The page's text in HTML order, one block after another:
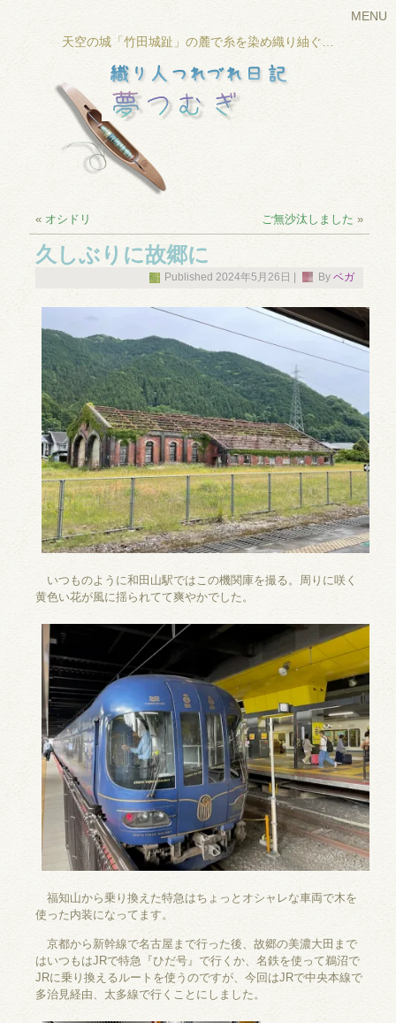
MENU
天空の城「竹田城趾」の麓で糸を染め織り紬ぐ…
« オシドリ ご無沙汰しました »
久しぶりに故郷に
Published 2024年5月26日 By ベガ
いつものように和田山駅ではこの機関庫を撮る。周りに咲く
黄色い花が風に揺られてて爽やかでした。
福知山から乗り換えた特急はちょっとオシャレな車両で木を
使った内装になってます。
京都から新幹線で名古屋まで行った後、故郷の美濃大田まで
はいつもはJRで特急『ひだ号』で行くか、名鉄を使って鵜沼で
JRに乗り換えるルートを使うのですが、今回はJRで中央本線で
多治見経由、太多線で行くことにしました。